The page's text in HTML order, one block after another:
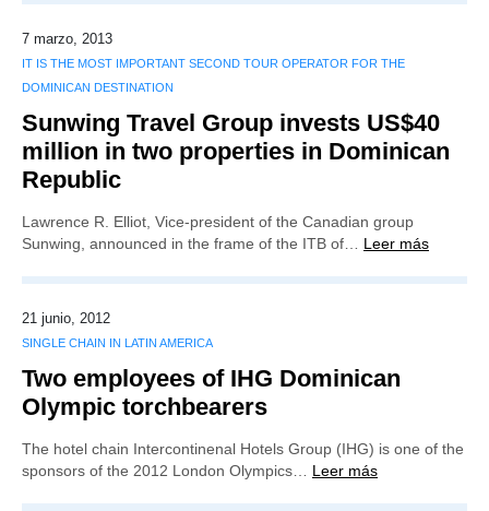
7 marzo, 2013
IT IS THE MOST IMPORTANT SECOND TOUR OPERATOR FOR THE
DOMINICAN DESTINATION
Sunwing Travel Group invests US$40
million in two properties in Dominican
Republic
Lawrence R. Elliot, Vice-president of the Canadian group
Sunwing, announced in the frame of the ITB of… Leer más
21 junio, 2012
SINGLE CHAIN IN LATIN AMERICA
Two employees of IHG Dominican
Olympic torchbearers
The hotel chain Intercontinenal Hotels Group (IHG) is one of the
sponsors of the 2012 London Olympics… Leer más